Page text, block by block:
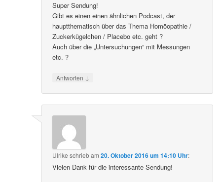
Super Sendung!
Gibt es einen einen ähnlichen Podcast, der
hauptthematisch über das Thema Homöopathie /
Zuckerkügelchen / Placebo etc. geht ?
Auch über die „Untersuchungen“ mit Messungen
etc. ?
Antworten ↓
Ulrike schriebam20. Oktober 2016 um 14:10 Uhr:
Vielen Dank für die interessante Sendung!